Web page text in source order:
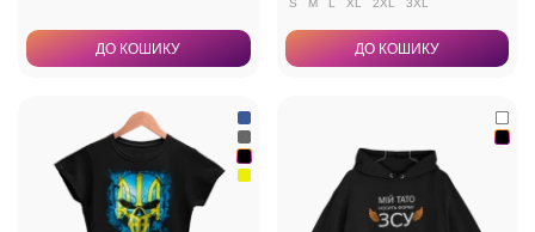
ДО КОШИКУ
S M L XL 2XL 3XL
ДО КОШИКУ